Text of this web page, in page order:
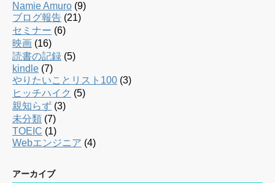
Namie Amuro (9)
ブログ報告 (21)
セミナー (6)
映画 (16)
読書の記録 (5)
kindle (7)
やりたいことリスト100 (3)
ヒッチハイク (5)
親知らず (3)
未分類 (7)
TOEIC (1)
Webエンジニア (4)
アーカイブ